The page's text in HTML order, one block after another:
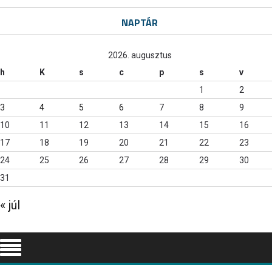
NAPTÁR
2026. augusztus
h
K s c p s
v
1
2
3
4 5 6 7 8
9
10
11 12 13 14 15
16
17
18 19 20 21 22
23
24
25 26 27 28 29
30
31
« júl